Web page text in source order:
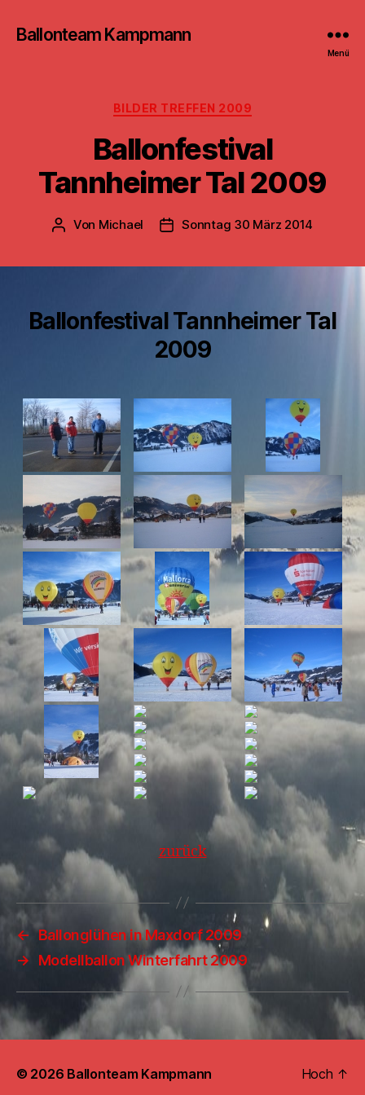
Ballonteam Kampmann
Menü
Kategorien
BILDER TREFFEN 2009
Ballonfestival
Tannheimer Tal 2009
Beitragsautor
Von Michael Beitragsdatum
Sonntag 30 März 2014
Ballonfestival Tannheimer Tal
2009
zurück
← Ballonglühen in Maxdorf 2009
→
Modellballon Winterfahrt 2009
© 2026 Ballonteam Kampmann
Hoch ↑